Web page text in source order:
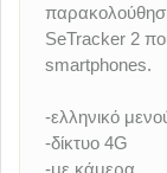
SeTracker 2
smartphones.
-ελληνικό
-δίκτυο 4G
-με κάμερα